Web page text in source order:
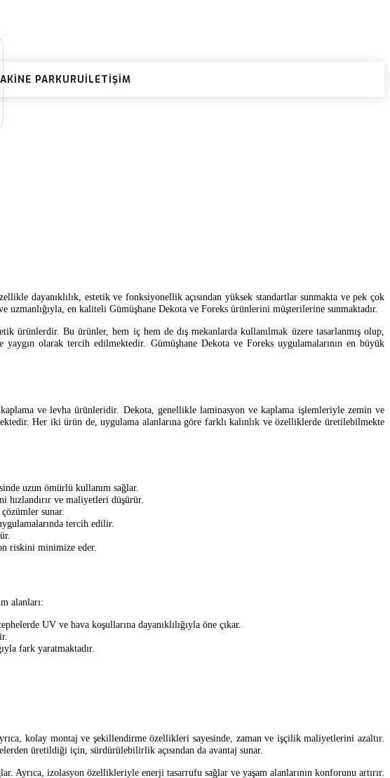
PARKURUİLETIŞIM
dayanıklılık, estetik ve fonksiyonellik açısından yüksek standartlar sunmakta ve pek çok
en kaliteli Gümüşhane Dekota ve Foreks ürünlerini müşterilerine sunmaktadır.
ürünlerdir. Bu ürünler, hem iç hem de dış mekanlarda kullanılmak üzere tasarlanmış olup,
olarak tercih edilmektedir. Gümüşhane Dekota ve Foreks uygulamalarının en büyük
ve levha ürünleridir. Dekota, genellikle laminasyon ve kaplama işlemleriyle zemin ve
Her iki ürün de, uygulama alanlarına göre farklı kalınlık ve özelliklerde üretilebilmekte
uzun ömürlü kullanım sağlar.
hızlandırır ve maliyetleri düşürür.
sunar.
tercih edilir.
riskini minimize eder.
alanları:
UV ve hava koşullarına dayanıklılığıyla öne çıkar.
fark yaratmaktadır.
kolay montaj ve şekillendirme özellikleri sayesinde, zaman ve işçilik maliyetlerini azaltır.
üretildiği için, sürdürülebilirlik açısından da avantaj sunar.
Ayrıca, izolasyon özellikleriyle enerji tasarrufu sağlar ve yaşam alanlarının konforunu artırır.